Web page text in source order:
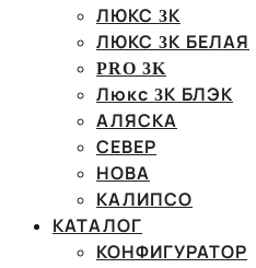
ЛЮКС 3К
ЛЮКС 3К БЕЛАЯ
PRO 3K
Люкс 3К БЛЭК
АЛЯСКА
СЕВЕР
НОВА
КАЛИПСО
КАТАЛОГ
КОНФИГУРАТОР